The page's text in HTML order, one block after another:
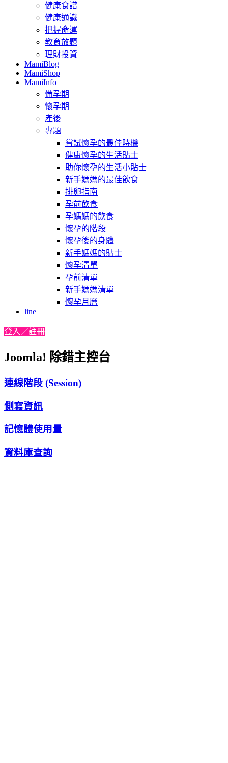
健康食譜
健康通識
把握命運
教育放題
理財投資
MamiBlog
MamiShop
MamiInfo
備孕期
懷孕期
產後
專題
嘗試懷孕的最佳時機
健康懷孕的生活貼士
助你懷孕的生活小貼士
新手媽媽的最佳飲食
排卵指南
孕前飲食
孕媽媽的飲食
懷孕的階段
懷孕後的身體
新手媽媽的貼士
懷孕清單
孕前清單
新手媽媽清單
懷孕月曆
line
登入／註冊
Joomla! 除錯主控台
連線階段 (Session)
側寫資訊
記憶體使用量
資料庫查詢